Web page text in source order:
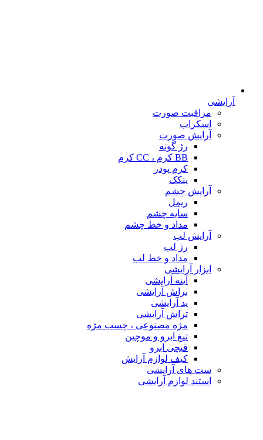
آرایشی
مراقبت صورت
اسکراب
آرایش صورت
رژ گونه
BB کرم ، CC کرم
کرم پودر
پنکک
آرایش چشم
ریمل
سایه چشم
مداد و خط چشم
آرایش لب
رژ لب
مداد و خط لب
ابزار آرایشی
آینه آرایشی
براش آرایشی
پد آرایشی
تراش آرایشی
مژه مصنوعی ، چسب مژه
تیغ ابرو و موچین
قیچی ابرو
کیف لوازم آرایش
ست های آرایشی
استند لوازم آرایشی